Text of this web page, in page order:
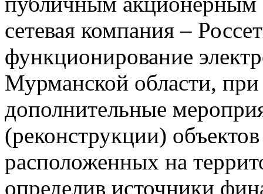
сетевая компания –
функционирование
Мурманской области,
дополнительные
(реконструкции) объектов
расположенных на
определив источники